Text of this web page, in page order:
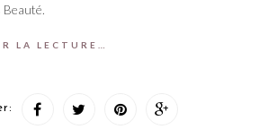
Beauté.
LA LECTURE…